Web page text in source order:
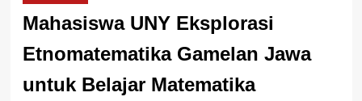
Mahasiswa UNY Eksplorasi
Etnomatematika Gamelan Jawa
untuk Belajar Matematika